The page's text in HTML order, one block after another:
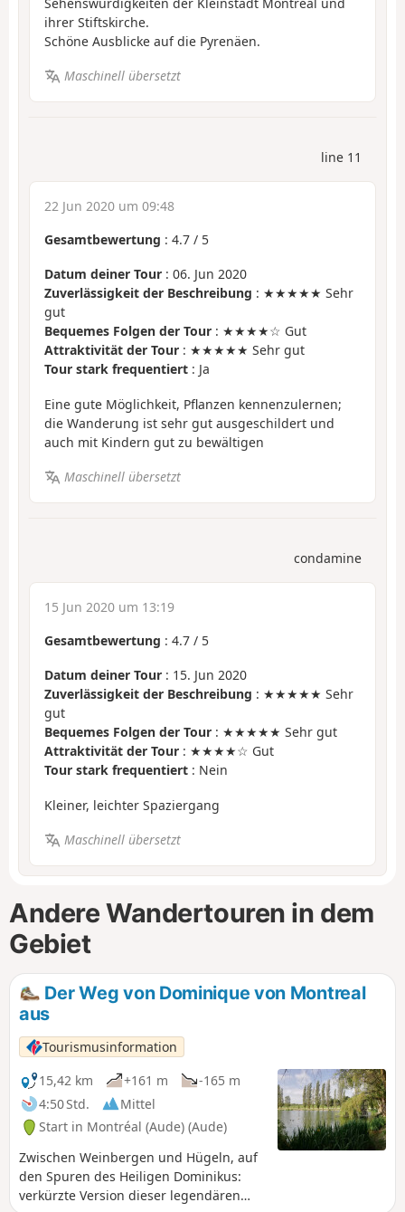
ihrer Stiftskirche.
Schöne Ausblicke auf die Pyrenäen.
Maschinell übersetzt
line 11
22 Jun 2020 um 09:48
Gesamtbewertung : 4.7 / 5
Datum deiner Tour : 06. Jun 2020
Zuverlässigkeit der Beschreibung : ★★★★★ Sehr
gut
Bequemes Folgen der Tour : ★★★★☆ Gut
Attraktivität der Tour : ★★★★★ Sehr gut
Tour stark frequentiert : Ja
Eine gute Möglichkeit, Pflanzen kennenzulernen;
die Wanderung ist sehr gut ausgeschildert und
auch mit Kindern gut zu bewältigen
Maschinell übersetzt
condamine
15 Jun 2020 um 13:19
Gesamtbewertung : 4.7 / 5
Datum deiner Tour : 15. Jun 2020
Zuverlässigkeit der Beschreibung : ★★★★★ Sehr
gut
Bequemes Folgen der Tour : ★★★★★ Sehr gut
Attraktivität der Tour : ★★★★☆ Gut
Tour stark frequentiert : Nein
Kleiner, leichter Spaziergang
Maschinell übersetzt
Andere Wandertouren in dem
Gebiet
Der Weg von Dominique von Montreal
aus
Tourismusinformation
15,42 km
+161 m
-165 m
4:50 Std.
Mittel
Start in Montréal (Aude) (Aude)
Zwischen Weinbergen und Hügeln, auf
den Spuren des Heiligen Dominikus:
verkürzte Version dieser legendären